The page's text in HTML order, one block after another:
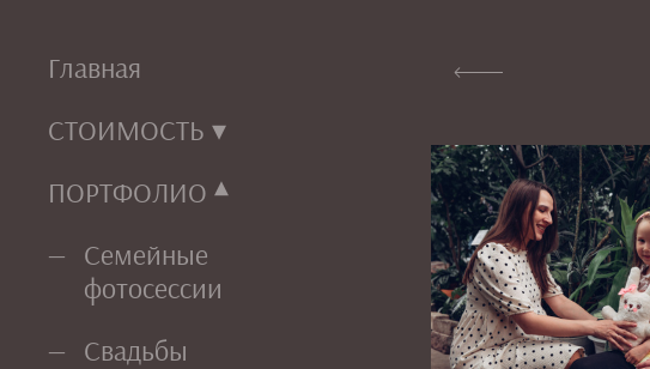
Главная
СТОИМОСТЬ
ПОРТФОЛИО
Семейные
фотосессии
Свадьбы